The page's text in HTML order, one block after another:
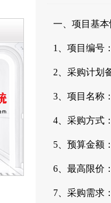
一、项目基
1、项目编号
2、采购计划
3、项目名称
4、采购方式
5、预算金额
6、最高限价
7、采购需求：